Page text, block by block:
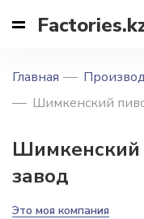
Главная
Шимкенский
Шимкенский
завод
Это моя компания